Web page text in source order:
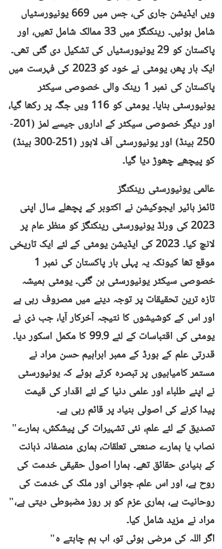
ویں ایڈیشن جاری کی، جس میں 669 یونیورسٹیاں
شامل ہوئیں۔ رینکنگز میں 33 ممالک شامل تھیں، اور
پاکستان کو 29 یونیورسٹیاں کی تشکیل دی گئی تھی۔
ایک بار پھر، یومٹی نے خود کو 2023 کی فہرست میں
پاکستان کی نمبر 1 رینک والی خصوصی سیکٹر
یونیورسٹی بنایا۔ یومٹی کو 116 ویں جگہ پر رکھا گیا،
اور دیگر خصوصی سیکٹر کے اداروں جیسے لمز (201-
250 بینڈ) اور یونیورسٹی آف لاہور (251-300 بینڈ)
کو پیچھے چھوڑ دیا گیا۔
عالمی یونیورسٹی رینکنگز
ٹائمز ہائیر ایجوکیشن نے اکتوبر کے پچھلے سال اپنی
2023 کی ورلڈ یونیورسٹی رینکنگز کو منظر عام پر
لانچ کیا۔ 2023 کی ایڈیشن یومٹی کے لئے ایک تاریخی
موقع تھا کیونکہ یہ پہلی بار پاکستان کی نمبر 1
خصوصی سیکٹر یونیورسٹی بن گئی۔ یومٹی ہمیشہ
تازہ ترین تحقیقات پر توجہ دینے میں مصروف رہی ہے
اور اس کے کوشیشوں کا نتیجہ آخرکار آیا، جب ذی نے
یومٹی کی اقتباسات کے لئے 99.9 کا مکمل اسکور دیا۔
قدرتی علم کے بورڈ کے ممبر ابراہیم حسن مراد نے
مستمر کامیابیوں پر تبصرہ کرتے ہوئے کہ یونیورسٹی
نے اپنے طلباء اور علمی دنیا کے لئے اقدار کی قیمت
پیدا کرنے کی اصولی بنیاد پر قائم رہی ہے۔
"تصدیق کے لئے علم، نئی تشہیرات کی پیشکش، ہمارے
نصاب یا ہمارے صنعتی تعلقات، ہماری منصفانہ ذہانت
کے بنیادی حقائق تھے۔ ہمارا اصول حقیقی خدمت کی
روح ہے، اور اس علم، جوانی اور ملک کی خدمت کی
روحانیت ہے، ہماری عزم کو ہر روز مضبوطی دیتی ہے،"
مراد نے مزید شامل کیا۔
"اگر اللہ کی مرضی ہوئی تو، اب ہم چاہتے ہ